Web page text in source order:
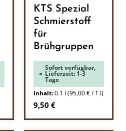
KTS Spezial
Schmierstoff
für
Brühgruppen
Sofort verfügbar,
Lieferzeit: 1-3
Tage
Inhalt:0.1 l (95,00 € / 1 l)
Regulärer Preis:
9,50 €